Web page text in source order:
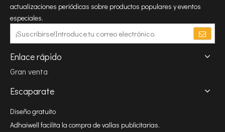
actualizaciones periódicas sobre productos populares y eventos
especiales.
Enlace rápido
Gran venta
Escaparate
Diseño gratuito
Adhaiwell facilita la compra de vallas publicitarias.